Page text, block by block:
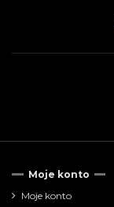
Nowe produkty
Moje konto
Moje konto